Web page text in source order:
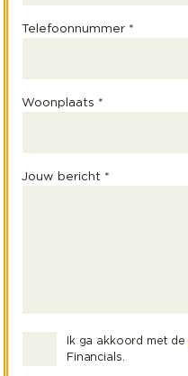
Telefoonnummer *
Woonplaats *
Jouw bericht *
Ik ga akkoord met de
Financials.